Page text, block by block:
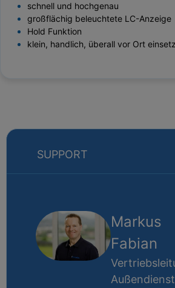
schnell und hochgenau
großflächig beleuchtete LC-Anzeige
Hold Funktion
klein, handlich, überall vor Ort
SUPPORT
Markus
Fabian